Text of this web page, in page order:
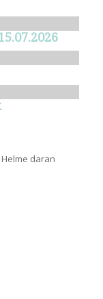
daran